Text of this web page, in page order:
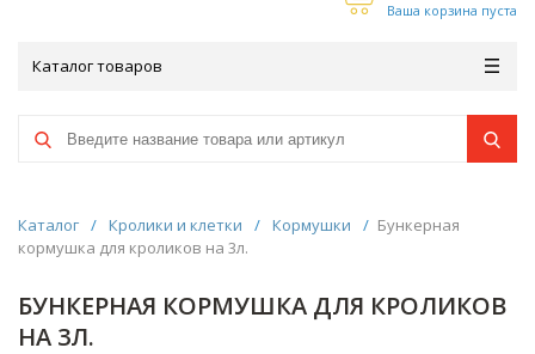
Ваша корзина пуста
Каталог товаров
Каталог / Кролики и клетки / Кормушки / Бункерная
кормушка для кроликов на 3л.
БУНКЕРНАЯ КОРМУШКА ДЛЯ КРОЛИКОВ
НА 3Л.